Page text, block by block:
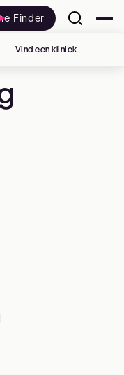
Finder
Vind een kliniek